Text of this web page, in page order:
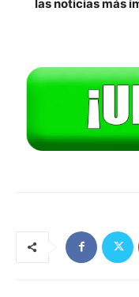
las noticias más